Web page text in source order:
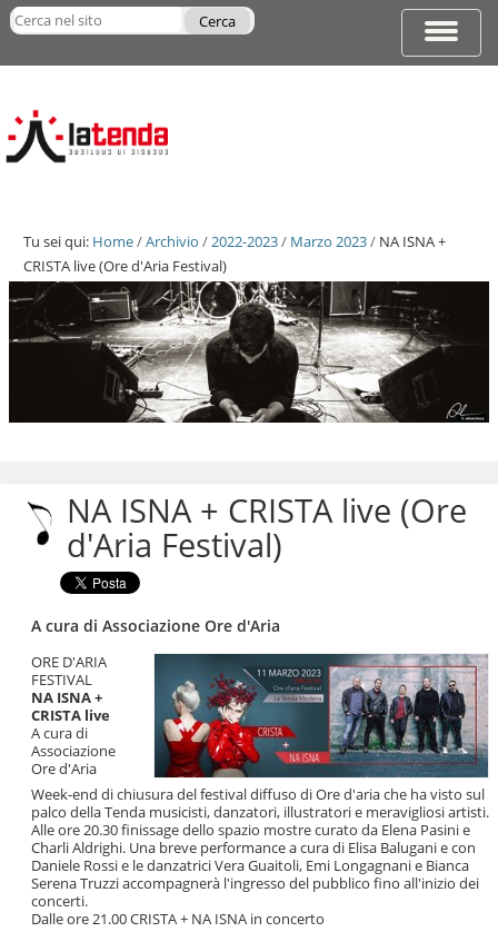
Salta
ai
|
navigazione
Espandi
di
Cerca nel sito
avanzata…
Tu sei qui: Home/Archivio /2022-2023/ Marzo 2023/ NA ISNA +
CRISTA live (Ore d'Aria Festival)
Salta
navigazione
NA ISNA + CRISTA live (Ore
d'Aria Festival)
A cura di Associazione Ore d'Aria
ORE D'ARIA
FESTIVAL
NA ISNA +
CRISTA live
A cura di
Associazione
Ore d'Aria
Week-end di chiusura del festival diffuso di Ore d'aria che ha visto sul
palco della Tenda musicisti, danzatori, illustratori e meravigliosi artisti.
Alle ore 20.30 finissage dello spazio mostre curato da Elena Pasini e
Charli Aldrighi. Una breve performance a cura di Elisa Balugani e con
Daniele Rossi e le danzatrici Vera Guaitoli, Emi Longagnani e Bianca
Serena Truzzi accompagnerà l'ingresso del pubblico fino all'inizio dei
concerti.
Dalle ore 21.00 CRISTA + NA ISNA in concerto